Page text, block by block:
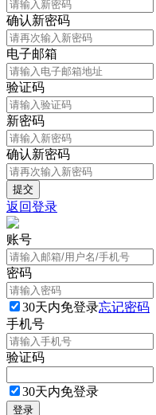
确认新密码
电子邮箱
验证码
新密码
确认新密码
返回登录
账号
密码
30天内免登录忘记密码
手机号
验证码
30天内免登录